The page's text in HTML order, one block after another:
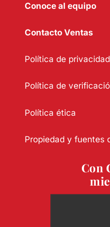
Conoce al equipo
Contacto Ventas
Política de privacidad
Política de
Política ética
Propiedad y fuentes
Con